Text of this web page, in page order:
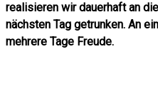
realisieren wir dauerhaft an
nächsten Tag getrunken. An
mehrere Tage Freude.